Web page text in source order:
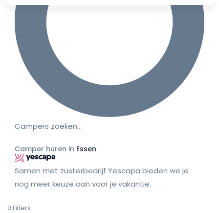
Campers zoeken…
Camper huren in Essen
Samen met zusterbedrijf Yescapa bieden we je
nog meer keuze aan voor je vakantie.
0 Filters